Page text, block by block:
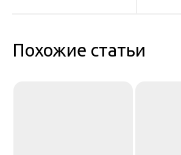
записям
Похожие статьи